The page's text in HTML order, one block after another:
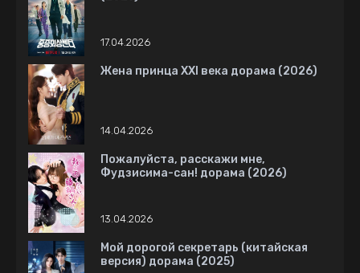
17.04.2026
Жена принца XXI века дорама (2026)
14.04.2026
Пожалуйста, расскажи мне,
Фудзисима-сан! дорама (2026)
13.04.2026
Мой дорогой секретарь (китайская
версия) дорама (2025)